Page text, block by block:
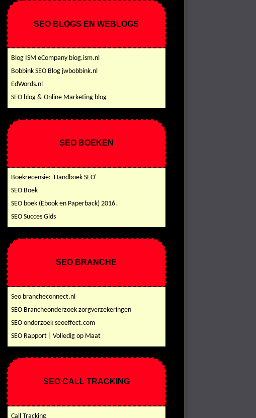
SEO BLOGS EN WEBLOGS
Blog ISM eCompany blog.ism.nl
Bobbink SEO Blog jwbobbink.nl
EdWords.nl
SEO blog & Online Marketing blog
SEO BOEKEN
Boekrecensie: 'Handboek SEO'
SEO Boek
SEO boek (Ebook en Paperback) 2016.
SEO Succes Gids
SEO BRANCHE
Seo brancheconnect.nl
SEO Brancheonderzoek zorgverzekeringen
SEO onderzoek seoeffect.com
SEO Rapport | Volledig op Maat
SEO CALL TRACKING
Call Tracking